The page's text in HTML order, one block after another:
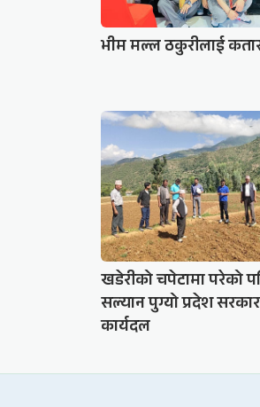
भीम मल्ल ठकुरीलाई
खडेरीको चपेटामा परेको
सल्यान पुग्यो प्रदेश
कार्यदल